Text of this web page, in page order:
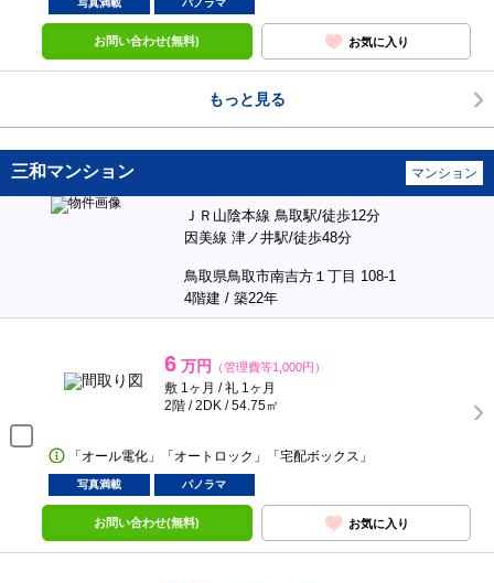
写真満載 パノラマ
お問い合わせ(無料) お気に入り
もっと見る
三和マンション マンション
ＪＲ山陰本線 鳥取駅/徒歩12分
因美線 津ノ井駅/徒歩48分
鳥取県鳥取市南吉方１丁目 108-1
4階建 / 築22年
6 万円 （管理費等1,000円）
敷 1ヶ月 / 礼 1ヶ月
2階 / 2DK / 54.75㎡
「オール電化」「オートロック」「宅配ボックス」
写真満載 パノラマ
お問い合わせ(無料) お気に入り